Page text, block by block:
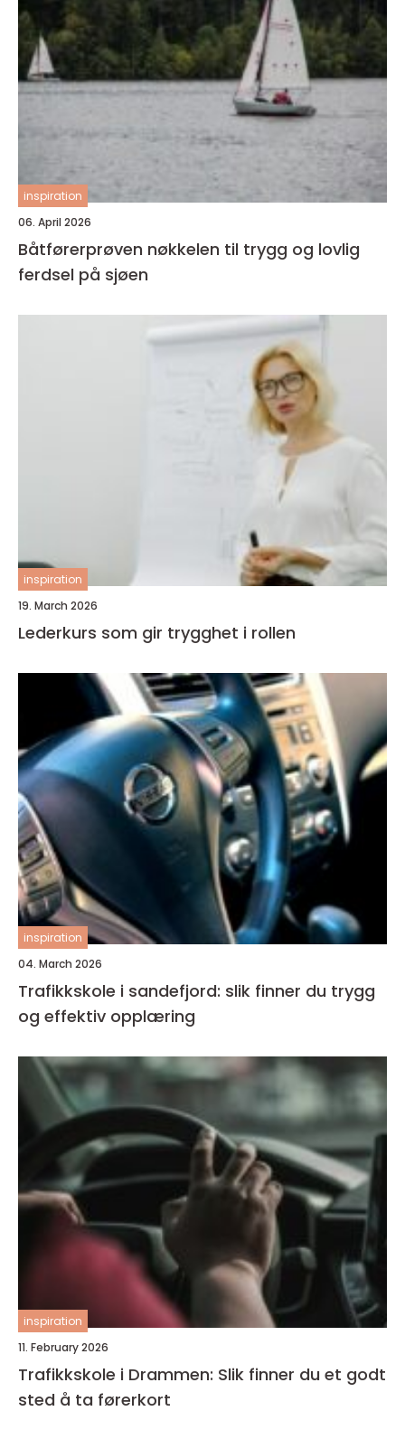
inspiration
06. April 2026
Båtførerprøven nøkkelen til trygg og lovlig
ferdsel på sjøen
inspiration
19. March 2026
Lederkurs som gir trygghet i rollen
inspiration
04. March 2026
Trafikkskole i sandefjord: slik finner du trygg
og effektiv opplæring
inspiration
11. February 2026
Trafikkskole i Drammen: Slik finner du et godt
sted å ta førerkort